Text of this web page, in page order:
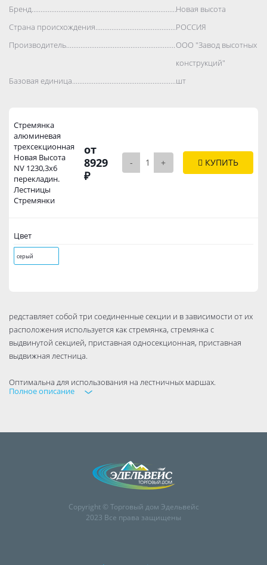
Бренд..................................................................................Новая высота
Страна происхождения..................................................................................
РОССИЯ
Производитель..................................................................................ООО "Завод высотных
конструкций"
Базовая единица..................................................................................
шт
Стремянка
алюминевая
трехсекционная
Новая Высота
NV 1230,3х6
перекладин.
Лестницы
Стремянки
от
8929
₽
- + КУПИТЬ
Цвет
серый
редставляет собой три соединенные секции и в зависимости от их
расположения используется как стремянка, стремянка с
выдвинутой секцией, приставная односекционная, приставная
выдвижная лестница.
Оптимальна для использования на лестничных маршах.
Благодаря многократной развальцовке в соединении ступеней со
Полное описание
Copyright © Торговый дом Эдельвейс
2023 Все права защищены